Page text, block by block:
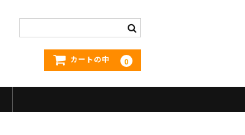
カートの中 0